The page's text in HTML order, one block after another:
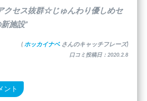
クセス抜群☆じゅんわり優しめセ
施設”
( ホッカイナベ さんのキャッチフレーズ)
口コミ投稿日：2020.2.8
ント